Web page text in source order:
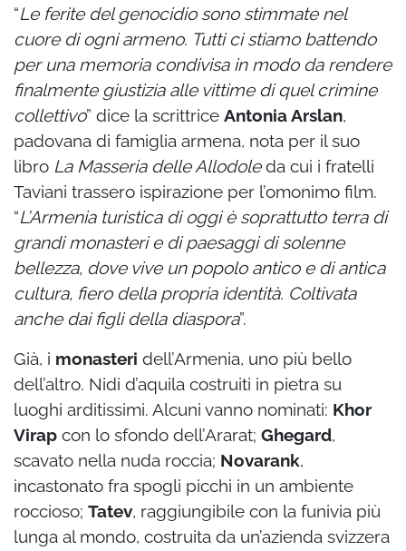
“Le ferite del genocidio sono stimmate nel
cuore di ogni armeno. Tutti ci stiamo battendo
per una memoria condivisa in modo da rendere
finalmente giustizia alle vittime di quel crimine
collettivo” dice la scrittrice Antonia Arslan,
padovana di famiglia armena, nota per il suo
libro La Masseria delle Allodoleda cui i fratelli
Taviani trassero ispirazione per l’omonimo film.
“L’Armenia turistica di oggi è soprattutto terra di
grandi monasteri e di paesaggi di solenne
bellezza, dove vive un popolo antico e di antica
cultura, fiero della propria identità. Coltivata
anche dai figli della diaspora”.
Già, i monasteri dell’Armenia, uno più bello
dell’altro. Nidi d’aquila costruiti in pietra su
luoghi arditissimi. Alcuni vanno nominati: Khor
Virap con lo sfondo dell’Ararat; Ghegard,
scavato nella nuda roccia; Novarank,
incastonato fra spogli picchi in un ambiente
roccioso; Tatev, raggiungibile con la funivia più
lunga al mondo, costruita da un’azienda svizzera